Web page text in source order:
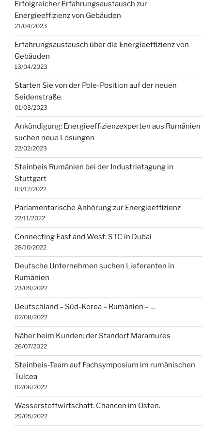
Erfolgreicher Erfahrungsaustausch zur
Energieeffizienz von Gebäuden
21/04/2023
Erfahrungsaustausch über die Energieeffizienz von
Gebäuden
13/04/2023
Starten Sie von der Pole-Position auf der neuen
Seidenstraße.
01/03/2023
Ankündigung: Energieeffizienzexperten aus Rumänien
suchen neue Lösungen
22/02/2023
Steinbeis Rumänien bei der Industrietagung in
Stuttgart
03/12/2022
Parlamentarische Anhörung zur Energieeffizienz
22/11/2022
Connecting East and West: STC in Dubai
28/10/2022
Deutsche Unternehmen suchen Lieferanten in
Rumänien
23/09/2022
Deutschland – Süd-Korea – Rumänien – …
02/08/2022
Näher beim Kunden: der Standort Maramures
26/07/2022
Steinbeis-Team auf Fachsymposium im rumänischen
Tulcea
02/06/2022
Wasserstoffwirtschaft. Chancen im Osten.
29/05/2022